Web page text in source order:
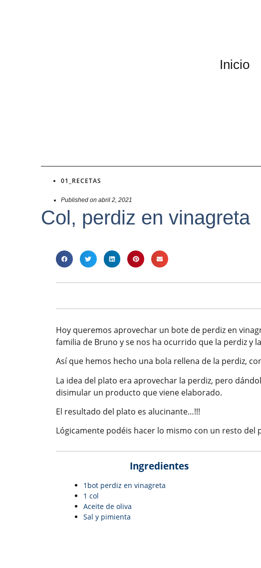
Inicio
01_RECETAS
Published on abril 2, 2021
Col, perdiz en vinagreta
Hoy queremos aprovechar un bote de perdiz en
familia de Bruno y se nos ha ocurrido que la perdiz y
Así que hemos hecho una bola rellena de la perdiz,
La idea del plato era aprovechar la perdiz, pero
disimular un producto que viene elaborado.
El resultado del plato es alucinante…!!!
Lógicamente podéis hacer lo mismo con un resto del
Ingredientes
1bot perdiz en vinagreta
1 col
Aceite de oliva
Sal y pimienta